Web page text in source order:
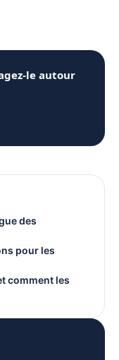
le autour
des
pour les
comment les